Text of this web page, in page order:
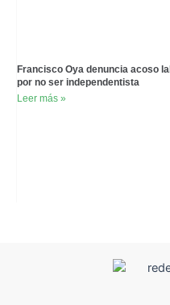
Francisco Oya denuncia acoso
por no ser independentista
Leer más »